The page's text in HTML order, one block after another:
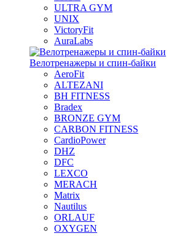
ULTRA GYM
UNIX
VictoryFit
AuraLabs
Велотренажеры и спин-байки
AeroFit
ALTEZANI
BH FITNESS
Bradex
BRONZE GYM
CARBON FITNESS
CardioPower
DHZ
DFC
LEXCO
MERACH
Matrix
Nautilus
ORLAUF
OXYGEN